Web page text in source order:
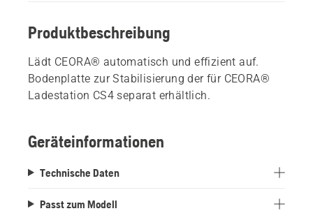
Produktbeschreibung
Lädt CEORA® automatisch und effizient auf.
Bodenplatte zur Stabilisierung der für CEORA®
Ladestation CS4 separat erhältlich.
Geräteinformationen
Technische Daten
Passt zum Modell